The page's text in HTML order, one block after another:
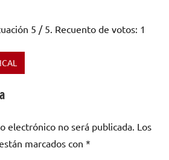
5 / 5. Recuento de votos: 1
electrónico no será publicada. Los
marcados con *